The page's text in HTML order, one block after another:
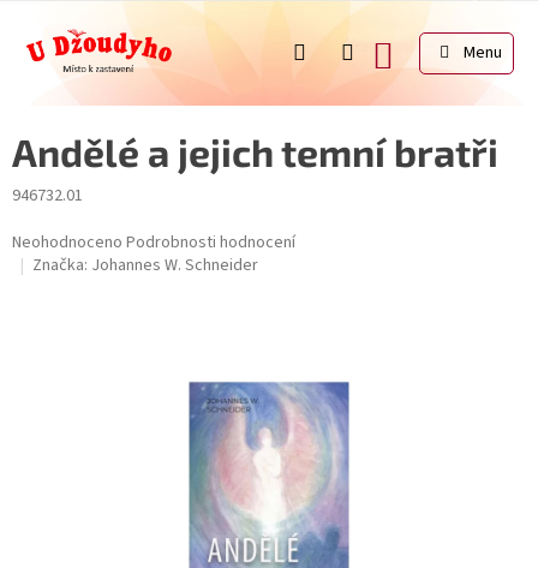
obsah
NÁKUPNÍ
KOŠÍK
Andělé a jejich temní bratři
946732.01
Průměrné
hodnocení
Neohodnoceno Podrobnosti hodnocení
Značka: Johannes W. Schneider